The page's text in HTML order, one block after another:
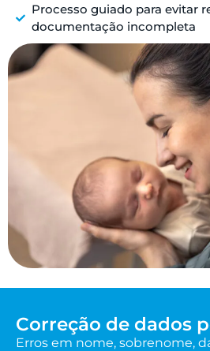
Processo guiado para evitar
documentação incompleta
Correção de dados
Erros em nome, sobrenome,